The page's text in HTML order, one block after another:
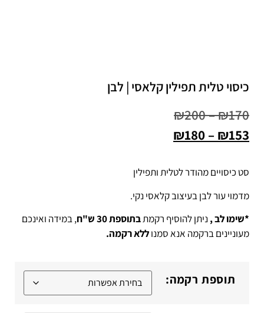
כיסוי טלית תפילין קלאסי | לבן
₪170
–
₪200
₪153
–
₪180
סט כיסויים מהודר לטלית ותפילין
מדמוי עור לבן בעיצוב קלאסי נקי.
*שימו לב , ניתן להוסיף רקמתבתוספת 30 ש"ח
, במידה ואינכם
מעוניינים ברקמה אנא סמנוללא רקמה.
תוספת רקמה: